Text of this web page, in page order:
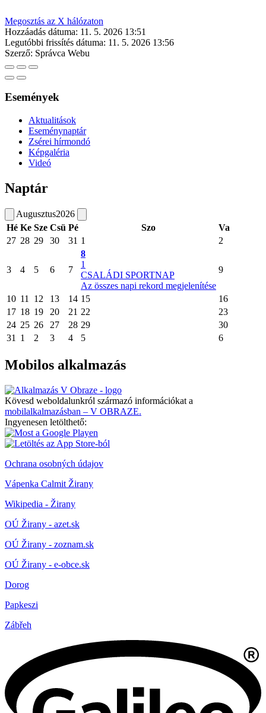
Megosztás az X hálózaton
Hozzáadás dátuma: 11. 5. 2026 13:51
Legutóbbi frissítés dátuma: 11. 5. 2026 13:56
Szerző: Správca Webu
Események
Aktualitások
Eseménynaptár
Zsérei hírmondó
Képgaléria
Videó
Naptár
Augusztus2026
Hé Ke Sze Csü Pé Szo
Va
27 28 29 30 31 1 2
3 4 5 6 7
8
1
CSALÁDI SPORTNAP
Az összes napi rekord megjelenítése
9
10 11 12 13 14 15
16
17 18 19 20 21 22
23
24 25 26 27 28 29
30
31
1 2 3 4 5 6
Mobilos alkalmazás
Kövesd weboldalunkról származó információkat a
mobilalkalmazásban – V OBRAZE.
Ingyenesen letölthető:
Ochrana osobných údajov
Vápenka Calmit Žirany
Wikipedia - Žirany
OÚ Žirany - azet.sk
OÚ Žirany - zoznam.sk
OÚ Žirany - e-obce.sk
Dorog
Papkeszi
Zábřeh